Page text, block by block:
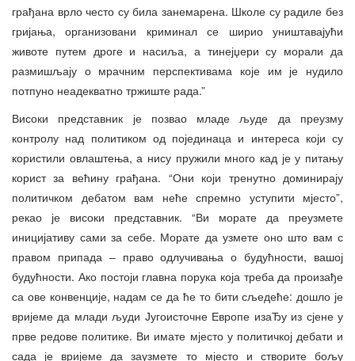
грађана врло често су била занемарена. Школе су радиле без
гријања, организовани криминал се ширио уништавајући
животе путем дроге и насиља, а тинејџери су морали да
размишљају о мрачним перспективама које им је нудило
потпуно неадекватно тржиште рада.”
Високи представник је позвао младе људе да преузму
контролу над политиком од појединаца и интереса који су
користили овлаштења, а нису пружили много кад је у питању
корист за већину грађана. “Они који тренутно доминирају
политичком дебатом вам неће спремно уступити мјесто”,
рекао је високи представник. “Ви морате да преузмете
иницијативу сами за себе. Морате да узмете оно што вам с
правом припада – право одлучивања о будућности, вашој
будућности. Ако постоји главна порука која треба да произађе
са ове конвенције, надам се да ће то бити сљедеће: дошло је
вријеме да млади људи Југоисточне Европе изаЂу из сјене у
прве редове политике. Ви имате мјесто у политичкој дебати и
сада је вријеме да заузмете то мјесто и створите бољу